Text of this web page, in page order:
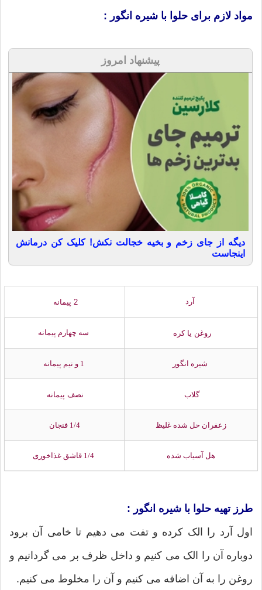
مواد لازم برای حلوا با شیره انگور :
پیشنهاد امروز
دیگه از جای زخم و بخیه خجالت نکش! کلیک کن درمانش
اینجاست
آرد 2 پیمانه
روغن یا کره سه چهارم پیمانه
شیره انگور
گلاب نصف پیمانه
زعفران حل شده غلیظ 1/4 فنجان
هل آسیاب شده
طرز تهیه حلوا با شیره انگور :
اول آرد را الک کرده و تفت می دهیم تا خامی آن برود
دوباره آن را الک می کنیم و داخل ظرف بر می گردانیم و
روغن را به آن اضافه می کنیم و آن را مخلوط می کنیم.